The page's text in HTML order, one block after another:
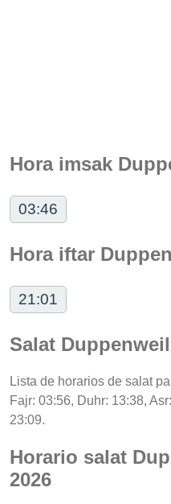
Hora imsak
03:46
Hora iftar
21:01
Salat
Lista de horarios de salat
Fajr: 03:56, Duhr: 13:38,
23:09.
Horario salat
2026